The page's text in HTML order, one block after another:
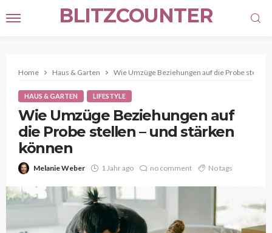
BLITZCOUNTER
Home Haus & Garten Wie Umzüge Beziehungen auf die Probe stellen
HAUS & GARTEN LIFESTYLE
Wie Umzüge Beziehungen auf
die Probe stellen – und stärken
können
Melanie Weber 1 Jahr ago no comment No tags